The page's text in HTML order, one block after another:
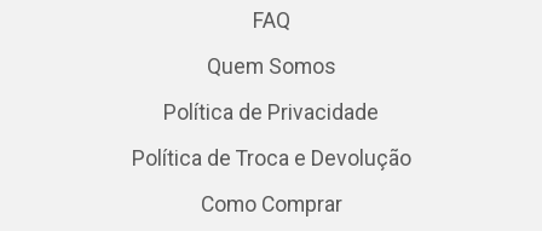
FAQ
Quem Somos
Política de Privacidade
Política de Troca e Devolução
Como Comprar